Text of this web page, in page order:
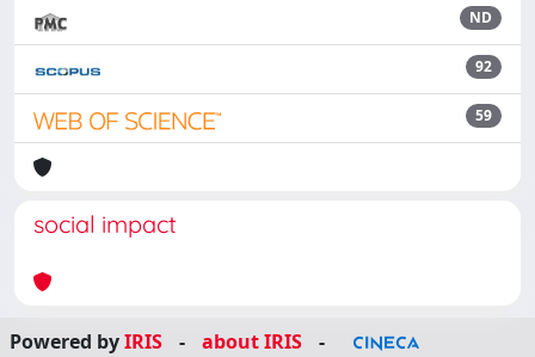
ND
92
59
social impact
Powered byIRIS - about IRIS -